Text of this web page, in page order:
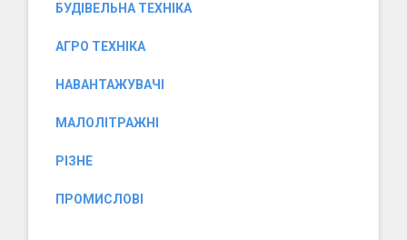
БУДІВЕЛЬНА ТЕХНІКА
АГРО ТЕХНІКА
НАВАНТАЖУВАЧІ
МАЛОЛІТРАЖНІ
РІЗНЕ
ПРОМИСЛОВІ